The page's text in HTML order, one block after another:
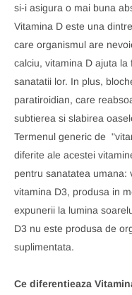
si-i asigura o mai buna
Vitamina D este una
care organismul are
calciu, vitamina D ajuta
sanatatii lor. In plus,
paratiroidian, care
subtierea si slabirea
Termenul generic de
diferite ale acestei
pentru sanatatea umana:
vitamina D3, produsa in
expunerii la lumina
D3 nu este produsa de
suplimentata.
Ce diferentieaza